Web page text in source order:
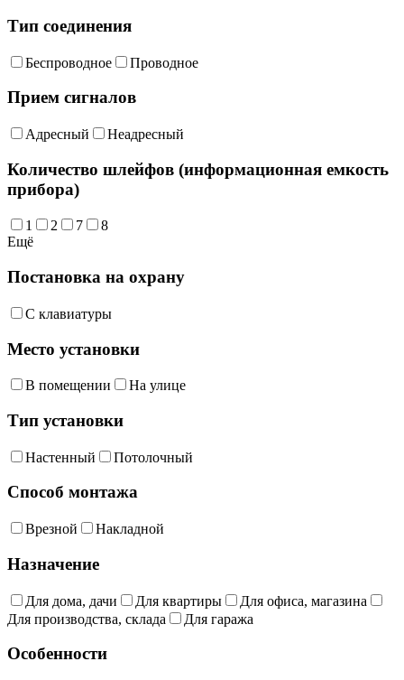
Тип соединения
Беспроводное Проводное
Прием сигналов
Адресный Неадресный
Количество шлейфов (информационная емкость
прибора)
1 2 7
8
Ещё
Постановка на охрану
С клавиатуры
Место установки
В помещении На улице
Тип установки
Настенный Потолочный
Способ монтажа
Врезной Накладной
Назначение
Для дома, дачи Для квартиры
Для офиса, магазина
Для производства, склада
Для гаража
Особенности